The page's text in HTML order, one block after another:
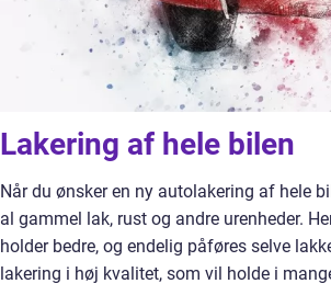
Lakering af hele bilen
Når du ønsker en ny autolakering af hele
al gammel lak, rust og andre urenheder.
holder bedre, og endelig påføres selve
lakering i høj kvalitet, som vil holde i